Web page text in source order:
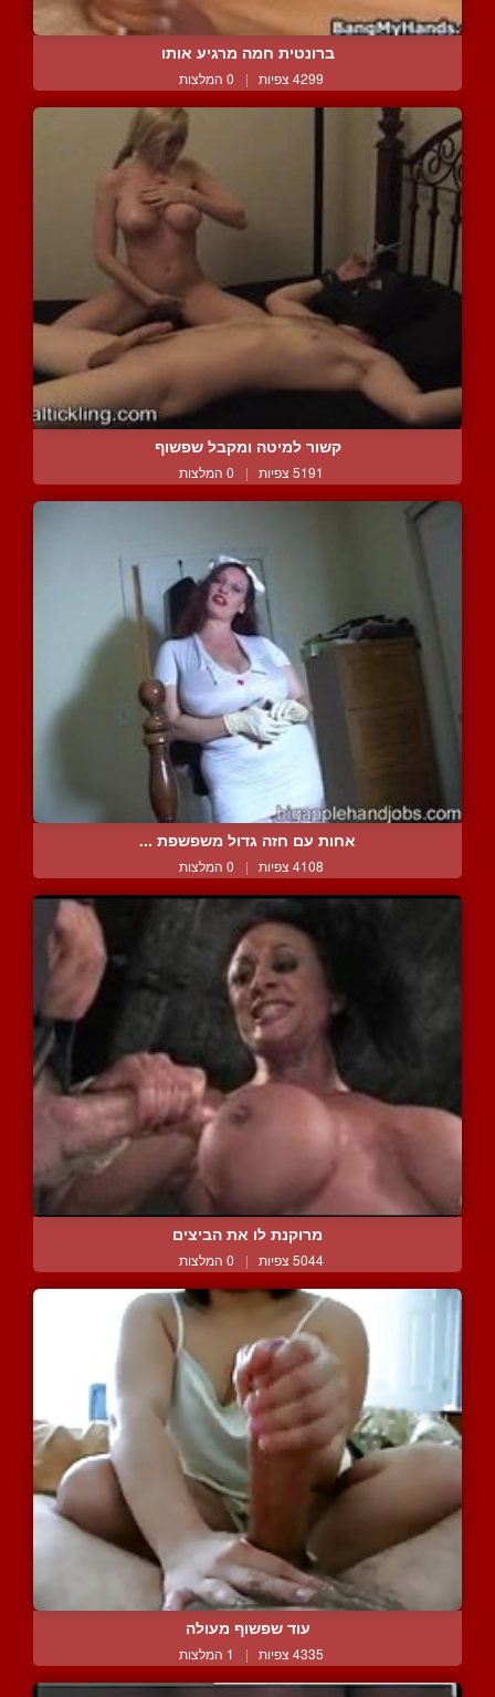
ברונטית חמה מרגיע אותו
4299 צפיות | 0 המלצות
קשור למיטה ומקבל שפשוף
5191 צפיות | 0 המלצות
אחות עם חזה גדול משפשפת ...
4108 צפיות | 0 המלצות
מרוקנת לו את הביצים
5044 צפיות | 0 המלצות
עוד שפשוף מעולה
4335 צפיות | 1 המלצות